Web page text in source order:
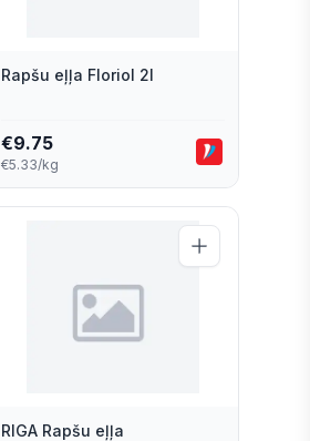
Rapšu eļļa Floriol 2l
€9.75
€5.33/kg
RIGA Rapšu eļļa